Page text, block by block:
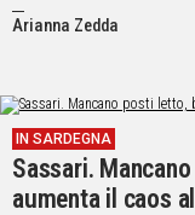
UNISCITI
WHATSAPP
Social
Arianna Zedda
IN SARDEGNA
Sassari.
aumenta il caos